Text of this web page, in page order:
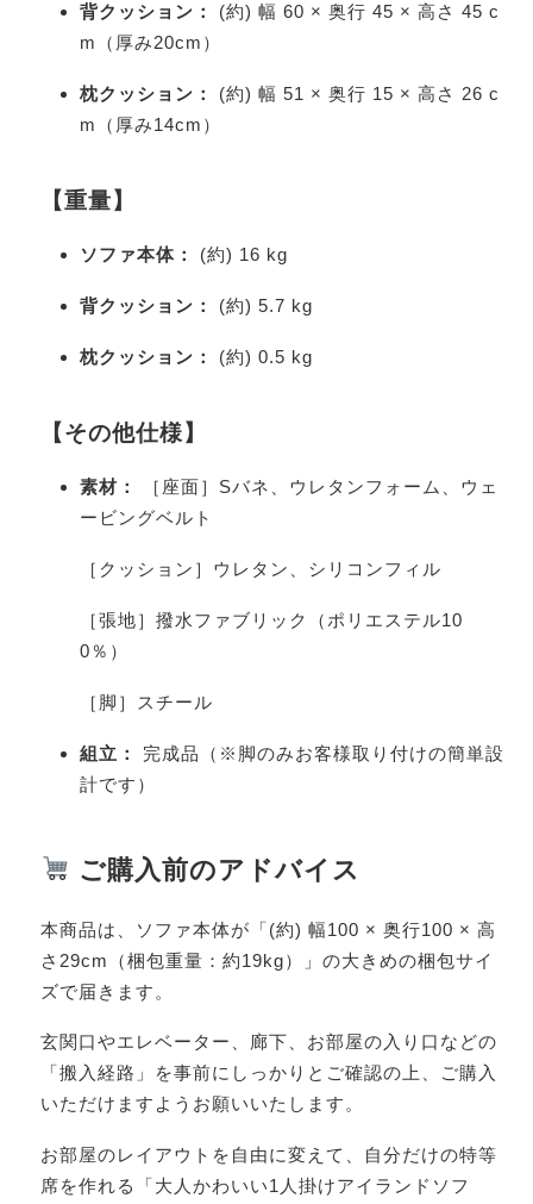
背クッション：
(約) 幅 60 × 奥行 45 × 高さ 45 c
m（厚み20cm）
枕クッション：
(約) 幅 51 × 奥行 15 × 高さ 26 c
m（厚み14cm）
【重量】
ソファ本体： (約) 16 kg
背クッション： (約) 5.7 kg
枕クッション： (約) 0.5 kg
【その他仕様】
素材：
［座面］Sバネ、ウレタンフォーム、ウェ
ービングベルト
［クッション］ウレタン、シリコンフィル
［張地］撥水ファブリック（ポリエステル10
0％）
［脚］スチール
組立：
完成品（※脚のみお客様取り付けの簡単設
計です）
ご購入前のアドバイス
本商品は、ソファ本体が「(約) 幅100 × 奥行100 × 高
さ29cm（梱包重量：約19kg）」の大きめの梱包サイ
ズで届きます。
玄関口やエレベーター、廊下、お部屋の入り口などの
「搬入経路」を事前にしっかりとご確認の上、ご購入
いただけますようお願いいたします。
お部屋のレイアウトを自由に変えて、自分だけの特等
席を作れる「大人かわいい1人掛けアイランドソフ